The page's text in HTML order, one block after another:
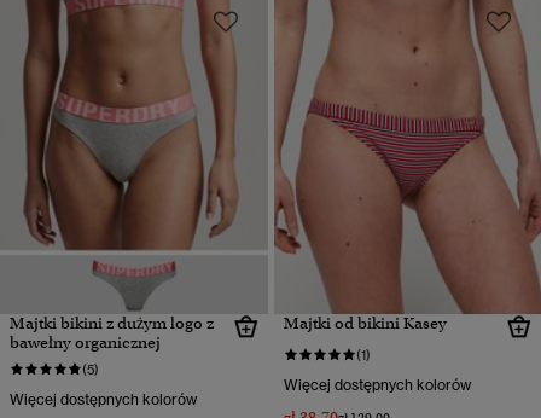
Majtki bikini z dużym logo z
bawełny organicznej
(5)
Więcej dostępnych kolorów
Majtki od bikini Kasey
(1)
Więcej dostępnych kolorów